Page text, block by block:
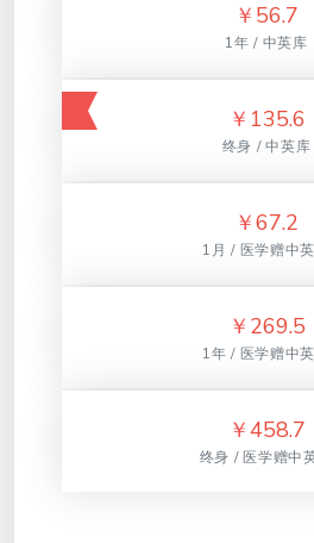
￥ 56.7
1年 / 中英库
￥ 135.6
终身 / 中英库
￥67.2
1月 / 医学赠中
￥ 269.5
1年 / 医学赠中
￥458.7
终身 / 医学赠中